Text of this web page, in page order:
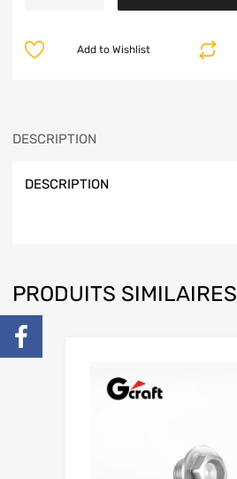
Add to Wishlist
DESCRIPTION
DESCRIPTION
PRODUITS SIMILAIRES